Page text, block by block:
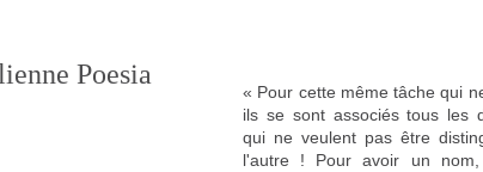
Poesia
« Pour cette même tâche qui
ils se sont associés tous les
qui ne veulent pas être
l'autre ! Pour avoir un